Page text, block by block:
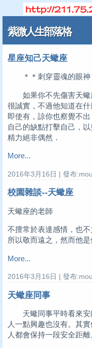
紫微人生部落格
星座知己天蠍座
＊＊刺穿靈魂的眼神
如果你不先傷害天蠍
很誠實，不過他知道在
即使有，諒你也察覺不
自己的缺點打擊自己，
精力絕非偶然．
More...
2016年3月16日 | 發布
校園雜談--天蠍座
天蠍座的老師
不擅常於表達感情，也
所以敬而遠之，然而他是
More...
2016年3月16日 | 發布
天蠍座同事
天蠍同事平時看來安
人一點興趣也沒有。其
人都會保持一段安全距離